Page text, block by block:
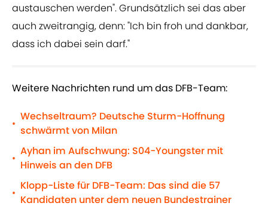
austauschen werden". Grundsätzlich sei das aber
auch zweitrangig, denn: "Ich bin froh und dankbar,
dass ich dabei sein darf."
Weitere Nachrichten rund um das DFB-Team:
•
Wechseltraum? Deutsche Sturm-Hoffnung
schwärmt von Milan
•
Ayhan im Aufschwung: S04-Youngster mit
Hinweis an den DFB
•
Klopp-Liste für DFB-Team: Das sind die 57
Kandidaten unter dem neuen Bundestrainer